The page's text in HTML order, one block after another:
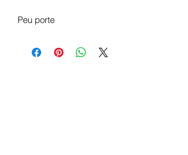
Peu porte